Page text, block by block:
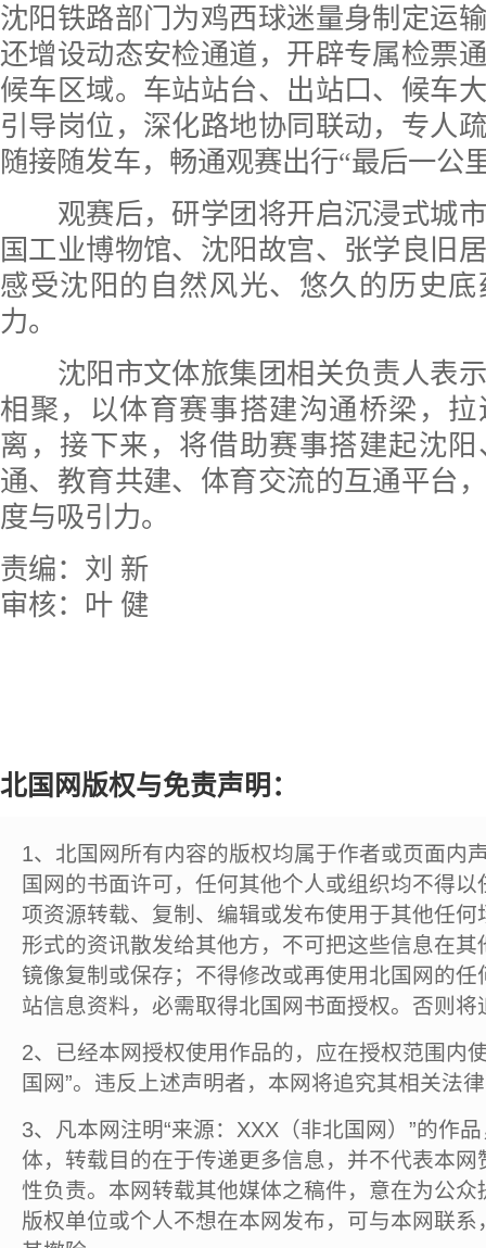
沈阳铁路部门为鸡西球迷量身制定运
还增设动态安检通道，开辟专属检票
候车区域。车站站台、出站口、候车
引导岗位，深化路地协同联动，专人
随接随发车，畅通观赛出行“最后一公
观赛后，研学团将开启沉浸式城市
国工业博物馆、沈阳故宫、张学良旧
感受沈阳的自然风光、悠久的历史
力。
沈阳市文体旅集团相关负责人表示
相聚，以体育赛事搭建沟通桥梁，
离，接下来，将借助赛事搭建起沈
通、教育共建、体育交流的互通平台
度与吸引力。
责编：刘 新
审核：叶 健
北国网版权与免责声明：
1、北国网所有内容的版权均属于作者或页面内
国网的书面许可，任何其他个人或组织均不得
项资源转载、复制、编辑或发布使用于其他任
形式的资讯散发给其他方，不可把这些信息在
镜像复制或保存；不得修改或再使用北国网的
站信息资料，必需取得北国网书面授权。否则将
2、已经本网授权使用作品的，应在授权范围内
国网”。违反上述声明者，本网将追究其相关法
3、凡本网注明“来源：XXX（非北国网）”的作
体，转载目的在于传递更多信息，并不代表本
性负责。本网转载其他媒体之稿件，意在为公
版权单位或个人不想在本网发布，可与本网联